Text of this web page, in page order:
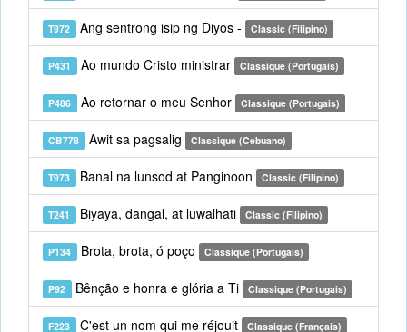
T972 Ang sentrong isip ng Diyos - Classic (Filipino)
P431 Ao mundo Cristo ministrar Classique (Portugais)
P486 Ao retornar o meu Senhor Classique (Portugais)
CB778 Awit sa pagsalig Classique (Cebuano)
T973 Banal na lunsod at Panginoon Classic (Filipino)
T241 Biyaya, dangal, at luwalhati Classic (Filipino)
P134 Brota, brota, ó poço Classique (Portugais)
P92 Bênção e honra e glória a Ti Classique (Portugais)
F223 C'est un nom qui me réjouit Classique (Français)